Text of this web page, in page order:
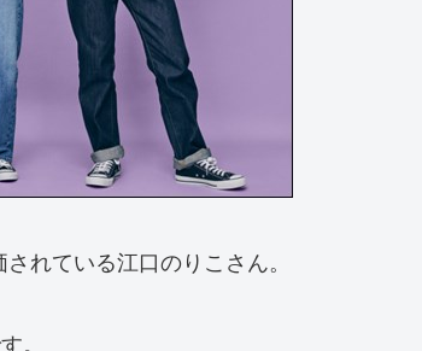
れている江口のりこさん。
。